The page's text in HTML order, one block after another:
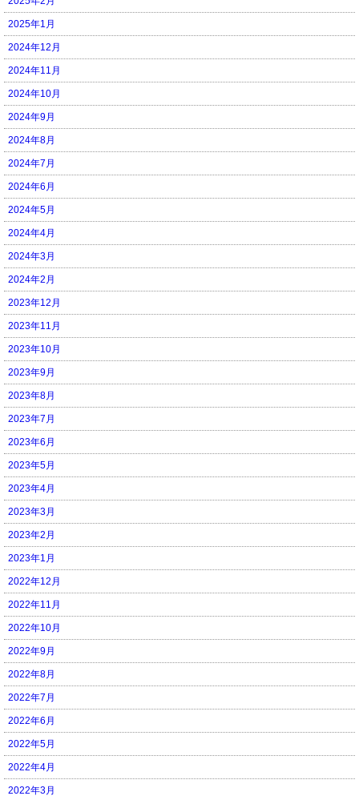
2025年1月
2024年12月
2024年11月
2024年10月
2024年9月
2024年8月
2024年7月
2024年6月
2024年5月
2024年4月
2024年3月
2024年2月
2023年12月
2023年11月
2023年10月
2023年9月
2023年8月
2023年7月
2023年6月
2023年5月
2023年4月
2023年3月
2023年2月
2023年1月
2022年12月
2022年11月
2022年10月
2022年9月
2022年8月
2022年7月
2022年6月
2022年5月
2022年4月
2022年3月